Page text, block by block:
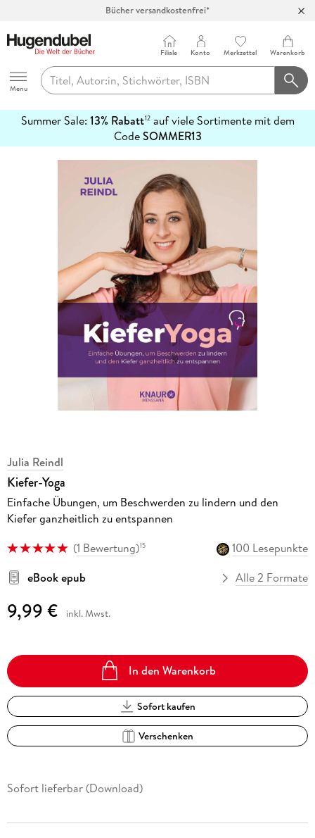
Bücher versandkostenfrei*
Abholung in über 100 Filialen
Hugendubel
Menu
Filiale Konto Merkzettel Warenkorb
Summer Sale: 13% Rabatt12auf viele Sortimente mit dem
CodeSOMMER13
erfahren
Julia Reindl
Kiefer-Yoga
Einfache Übungen, um Beschwerden zu lindern und den
Kiefer ganzheitlich zu entspannen
(1 Bewertung)15
100 Lesepunkte
eBook epub
Alle 2 Formate
9,99 € inkl. Mwst.
In den Warenkorb
Sofort kaufen
Verschenken
Sofort lieferbar (Download)